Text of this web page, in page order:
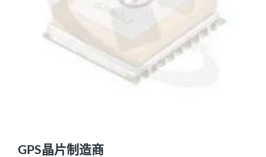
GPS晶片制造商